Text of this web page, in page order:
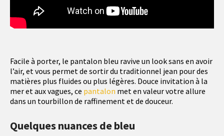
Facile à porter, le pantalon bleu ravive un look sans en avoir
l’air, et vous permet de sortir du traditionnel jean pour des
matières plus fluides ou plus légères. Douce invitation à la
mer et aux vagues, ce pantalon met en valeur votre allure
dans un tourbillon de raffinement et de douceur.
Quelques nuances de bleu